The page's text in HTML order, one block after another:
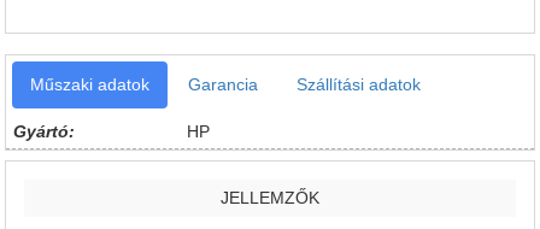
Műszaki adatok Garancia Szállítási adatok
Gyártó: HP
JELLEMZŐK